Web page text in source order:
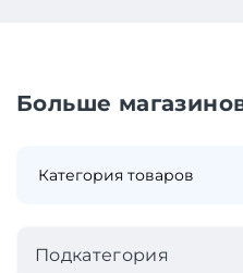
Больше
Подкатегория